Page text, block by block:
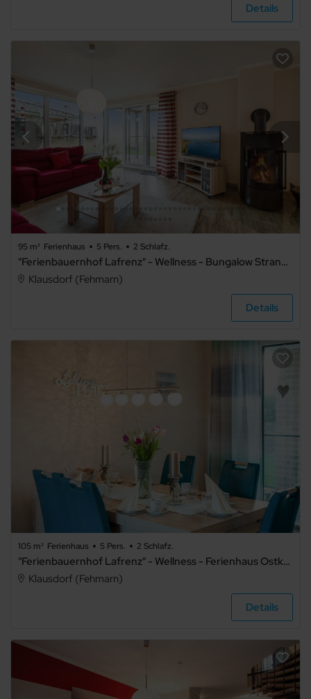
Details
95 m² Ferienhaus 5 Pers. 2 Schlafz.
"Ferienbauernhof Lafrenz" - Wellness - Bungalow Strandgut
Klausdorf (Fehmarn)
Details
105 m² Ferienhaus 5 Pers. 2 Schlafz.
"Ferienbauernhof Lafrenz" - Wellness - Ferienhaus Ostküste
Klausdorf (Fehmarn)
Details